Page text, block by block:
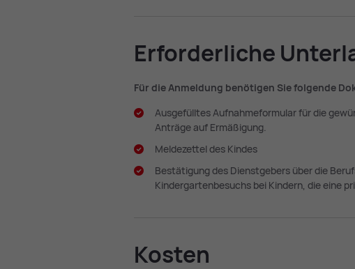
Er­for­der­li­che
Für die Anmeldung benötigen Sie folgende
Ausgefülltes Aufnahmeformular für die
Anträge auf Ermäßigung.
Meldezettel des Kindes
Bestätigung des Dienstgebers über die
Kindergartenbesuchs bei Kindern, die eine
Kos­ten